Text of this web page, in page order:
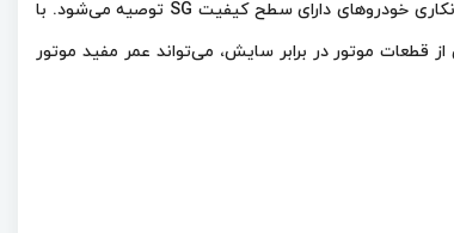
یک روغن موتور بنزینی معدنی است که با استفاده از روغن پایه با کیفیت و مواد افزودنی مرغوب، تولید می‌شود. این روغن برای روانکاری خودروهای دارای سطح کیفیت SG توصیه می‌شود. با
قطعات موتور در برابر سایش، می‌تواند عمر مفید موتور